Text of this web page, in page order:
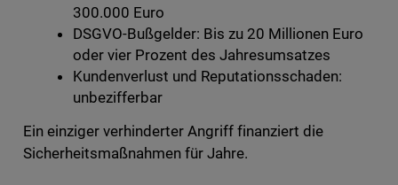
300.000 Euro
DSGVO-Bußgelder: Bis zu 20 Millionen Euro
oder vier Prozent des Jahresumsatzes
Kundenverlust und Reputationsschaden:
unbezifferbar
Ein einziger verhinderter Angriff finanziert die
Sicherheitsmaßnahmen für Jahre.